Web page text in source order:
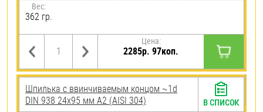
Вес:
362 гр.
Цена:
2285р. 97коп.
Шпилька c ввинчиваемым концом ~1d
DIN 938 24х95 мм А2 (AISI 304)
В СПИСОК